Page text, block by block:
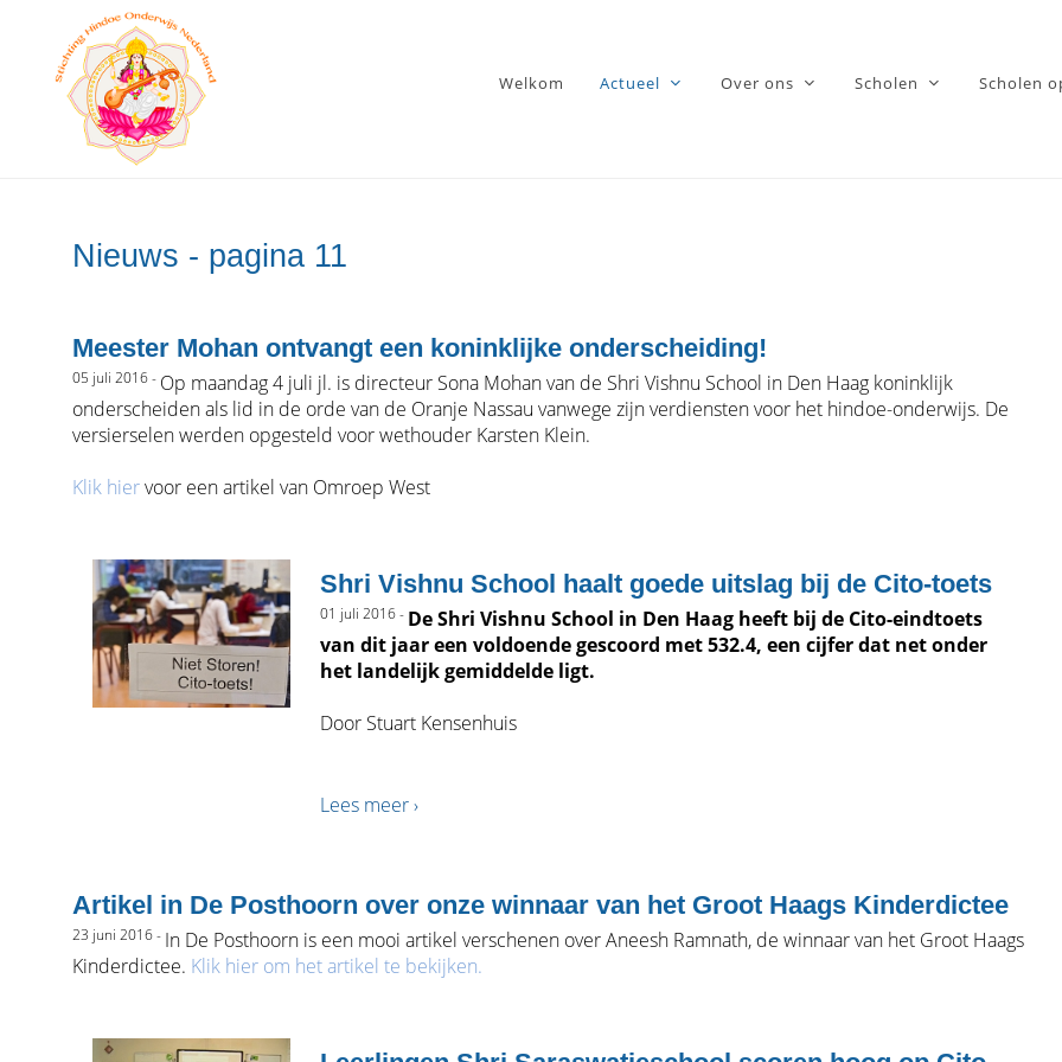
Welkom Actueel Over ons Scholen Scholen
Nieuws - pagina 11
Meester Mohan ontvangt een koninklijke onderscheiding!
05 juli 2016 - Op maandag 4 juli jl. is directeur Sona Mohan van de Shri Vishnu School in Den Haag koninklijk
onderscheiden als lid in de orde van de Oranje Nassau vanwege zijn verdiensten voor het hindoe-onderwijs. De
versierselen werden opgesteld voor wethouder Karsten Klein.
Klik hiervoor een artikel van Omroep West
Shri Vishnu School haalt goede uitslag bij de Cito-toets
01 juli 2016 - De Shri Vishnu School in Den Haag heeft bij de Cito-eindtoets
van dit jaar een voldoende gescoord met 532.4, een cijfer dat net onder
het landelijk gemiddelde ligt.
Door Stuart Kensenhuis
Lees meer ›
Artikel in De Posthoorn over onze winnaar van het Groot Haags Kinderdictee
23 juni 2016 - In De Posthoorn is een mooi artikel verschenen over Aneesh Ramnath, de winnaar van het Groot Haags
Kinderdictee. Klik hier om het artikel te bekijken.